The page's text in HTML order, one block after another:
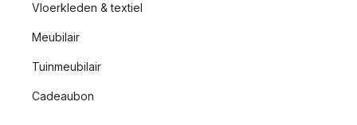
Vloerkleden & textiel
Meubilair
Tuinmeubilair
Cadeaubon